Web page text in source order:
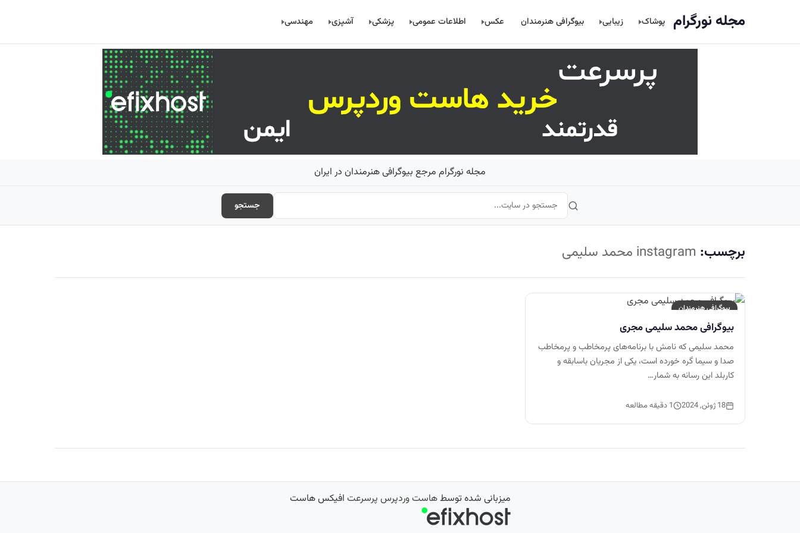
مجله نورگرام پوشاک زیبایی بیوگرافی هنرمندان عکس اطلاعات عمومی پزشکی آشپزی مهندسی
مجله نورگرام مرجع بیوگرافی هنرمندان در ایران
جستجو
برچسب: instagram محمد سلیمی
بیوگرافی هنرمندان
بیوگرافی محمد سلیمی مجری
محمد سلیمی که نامش با برنامه‌های پرمخاطب و پرمخاطب
صدا و سیما گره خورده است، یکی از مجریان باسابقه و
کاربلد این رسانه به شمار…
18 ژوئن, 2024 1 دقیقه مطالعه
میزبانی شده توسطهاست وردپرس پرسرعت افیکس هاست